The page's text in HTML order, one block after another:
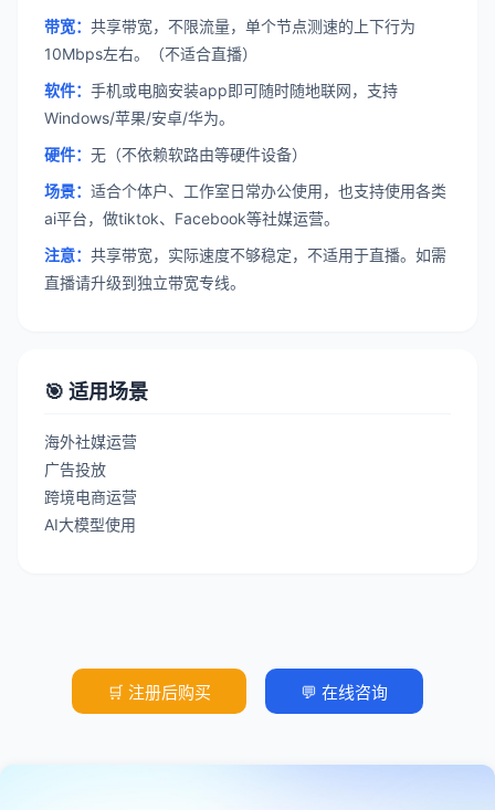
带宽： 共享带宽，不限流量，单个节点测速的上下行为
10Mbps左右。（不适合直播）
软件： 手机或电脑安装app即可随时随地联网，支持
Windows/苹果/安卓/华为。
硬件： 无（不依赖软路由等硬件设备）
场景： 适合个体户、工作室日常办公使用，也支持使用各类
ai平台，做tiktok、Facebook等社媒运营。
注意： 共享带宽，实际速度不够稳定，不适用于直播。如需
直播请升级到独立带宽专线。
🎯 适用场景
海外社媒运营
广告投放
跨境电商运营
AI大模型使用
🛒 注册后购买 💬 在线咨询